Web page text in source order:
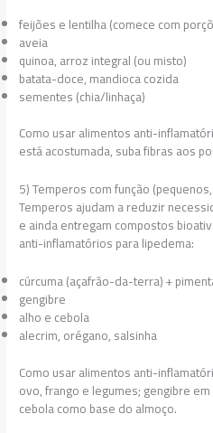
feijões e lentilha (comece com
aveia
quinoa, arroz integral (ou misto)
batata-doce, mandioca cozida
sementes (chia/linhaça)
Como usar alimentos anti-
está acostumada, suba fibras aos
5) Temperos com função
Temperos ajudam a reduzir
e ainda entregam compostos
anti-inflamatórios para lipedema:
cúrcuma (açafrão-da-terra) +
gengibre
alho e cebola
alecrim, orégano, salsinha
Como usar alimentos anti-
ovo, frango e legumes; gengibre
cebola como base do almoço.